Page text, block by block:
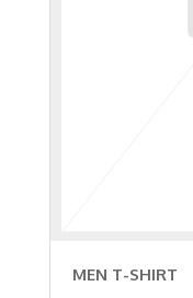
MEN T-SHIRT